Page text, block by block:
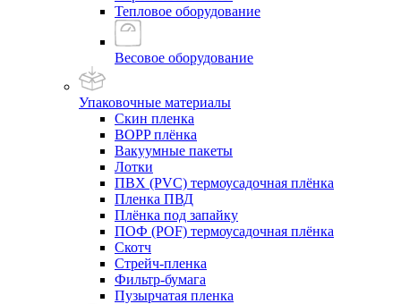
Тепловое оборудование
Весовое оборудование
Упаковочные материалы
Скин пленка
BOPP плёнка
Вакуумные пакеты
Лотки
ПВХ (PVC) термоусадочная плёнка
Пленка ПВД
Плёнка под запайку
ПОФ (POF) термоусадочная плёнка
Скотч
Стрейч-пленка
Фильтр-бумага
Пузырчатая пленка